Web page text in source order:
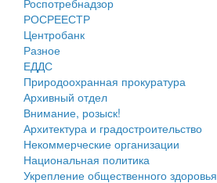
Городское поселение
Сельские поселения
РОСРЕЕСТР
Центробанк
Разное
ЕДДС
Природоохранная прокуратура
Архивный отдел
Внимание, розыск!
Архитектура и градостроительство
Некоммерческие организации
Национальная политика
Укрепление общественного здоровья